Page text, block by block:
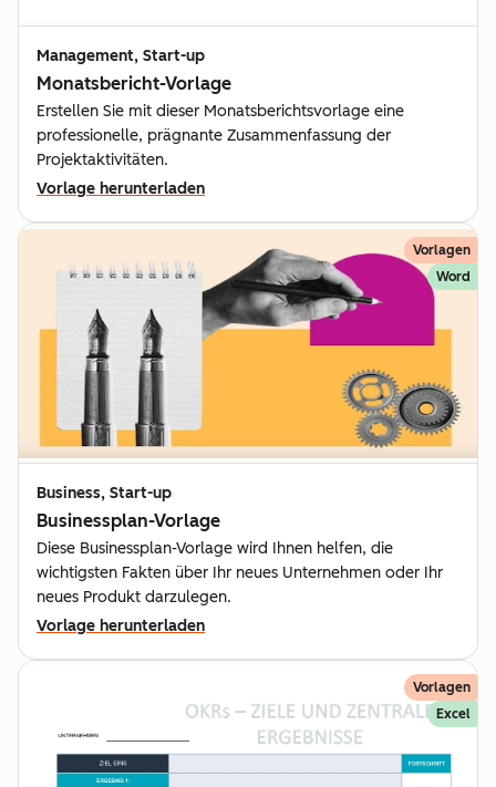
Management, Start-up
Monatsbericht-Vorlage
Erstellen Sie mit dieser Monatsberichtsvorlage eine
professionelle, prägnante Zusammenfassung der
Projektaktivitäten.
Vorlage herunterladen
Vorlagen
Word
Business, Start-up
Businessplan-Vorlage
Diese Businessplan-Vorlage wird Ihnen helfen, die
wichtigsten Fakten über Ihr neues Unternehmen oder Ihr
neues Produkt darzulegen.
Vorlage herunterladen
Vorlagen
Excel